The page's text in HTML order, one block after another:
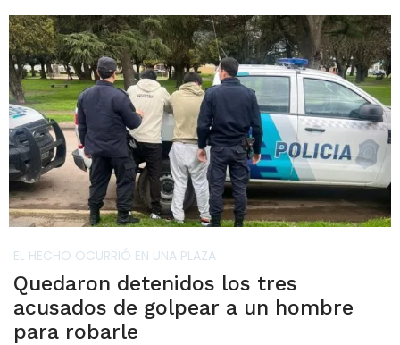
EL HECHO OCURRIÓ EN UNA PLAZA
Quedaron detenidos los tres
acusados de golpear a un hombre
para robarle